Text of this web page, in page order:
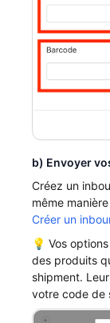
b) Envoyer
Créez un
même
Créer un
💡 Vos
des produits
shipment.
votre code de